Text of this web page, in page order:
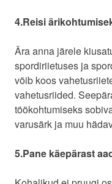
4.Reisi
Ära anna järele
spordiriietuses ja
võib koos
vahetusriided.
töökohtumiseks
varusärk ja muu
5.Pane käepärast